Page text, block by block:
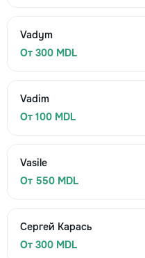
Vadym
От 300 MDL
Vadim
От 100 MDL
Vasile
От 550 MDL
Сергей Карась
От 300 MDL